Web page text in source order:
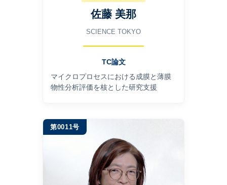
佐藤 美那
SCIENCE TOKYO
TC論文
マイクロプロセスにおける成膜と薄膜
物性分析評価を核とした研究支援
第0011号